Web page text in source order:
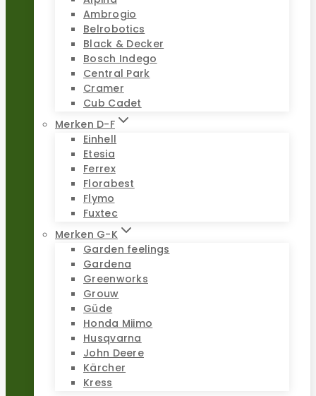
Ambrogio
Belrobotics
Black & Decker
Bosch Indego
Central Park
Cramer
Cub Cadet
Merken D-F
Einhell
Etesia
Ferrex
Florabest
Flymo
Fuxtec
Merken G-K
Garden feelings
Gardena
Greenworks
Grouw
Güde
Honda Miimo
Husqvarna
John Deere
Kärcher
Kress